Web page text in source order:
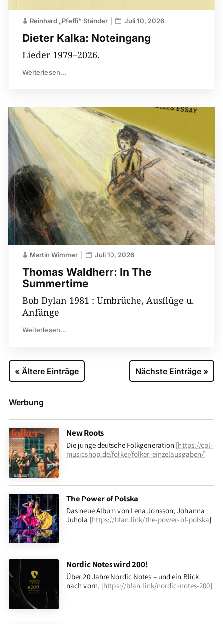
Dieter Kalka: Noteingang
Reinhard „Pfeffi“ Ständer Juli 10, 2026
Lieder 1979–2026.
Weiterlesen...
Thomas Waldherr: In The
Summertime
Martin Wimmer Juli 10, 2026
Bob Dylan 1981 : Umbrüche, Ausflüge u.
Anfänge
Weiterlesen...
« Ältere Einträge Nächste Einträge »
Werbung
New Roots
Die junge deutsche Folkgeneration [https://cpl-
musicshop.de/folker/folker-einzelausgaben/]
The Power of Polska
Das neue Album von Lena Jonsson, Johanna
Juhola [https://bfan.link/the-power-of-polska]
Nordic Notes wird 200!
Über 20 Jahre Nordic Notes – und ein Blick
nach vorn. [https://bfan.link/nordic-notes-200]